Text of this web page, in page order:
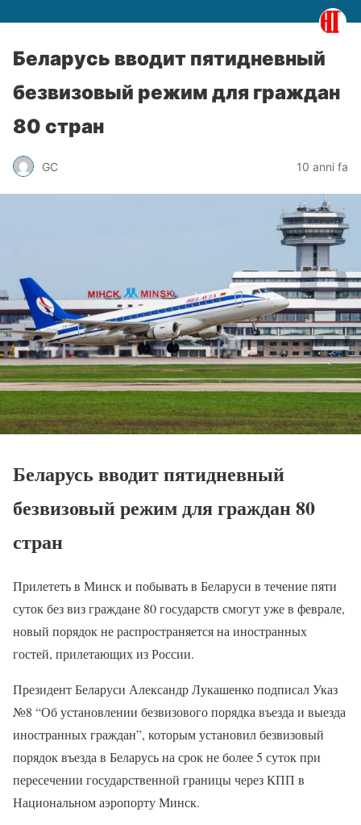
Беларусь вводит пятидневный
безвизовый режим для граждан
80 стран
GC 10 anni fa
Беларусь вводит пятидневный
безвизовый режим для граждан 80
стран
Прилететь в Минск и побывать в Беларуси в течение пяти
суток без виз граждане 80 государств смогут уже в феврале,
новый порядок не распространяется на иностранных
гостей, прилетающих из России.
Президент Беларуси Александр Лукашенко подписал Указ
№8 “Об установлении безвизового порядка въезда и выезда
иностранных граждан”, которым установил безвизовый
порядок въезда в Беларусь на срок не более 5 суток при
пересечении государственной границы через КПП в
Национальном аэропорту Минск.